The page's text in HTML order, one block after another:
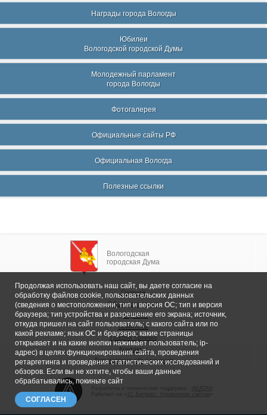
Награды города Вологды
Юбилеи
Вологодской городской Думы
Молодежный парламент
города Вологды
Фотогалерея
Официальные сайты РФ
Официальная Вологда
Полезные ссылки
Вологодская
городская Дума
Главная
Общие сведения
Депутаты
Комитеты
График приема
Контакты
Депутатские объединения
1С-Битрикс: Управление сайтом
Продолжая использовать наш сайт, вы даете согласие на
обработку файлов cookie, пользовательских данных
(сведения о местоположении; тип и версия ОС; тип и версия
браузера; тип устройства и разрешение его экрана; источник,
откуда пришел на сайт пользователь; с какого сайта или по
какой рекламе; язык ОС и браузера; какие страницы
открывает и на какие кнопки нажимает пользователь; ip-
адрес) в целях функционирования сайта, проведения
ретаргетинга и проведения статистических исследований и
обзоров. Если вы не хотите, чтобы ваши данные
обрабатывались, покиньте сайт
СОГЛАСЕН